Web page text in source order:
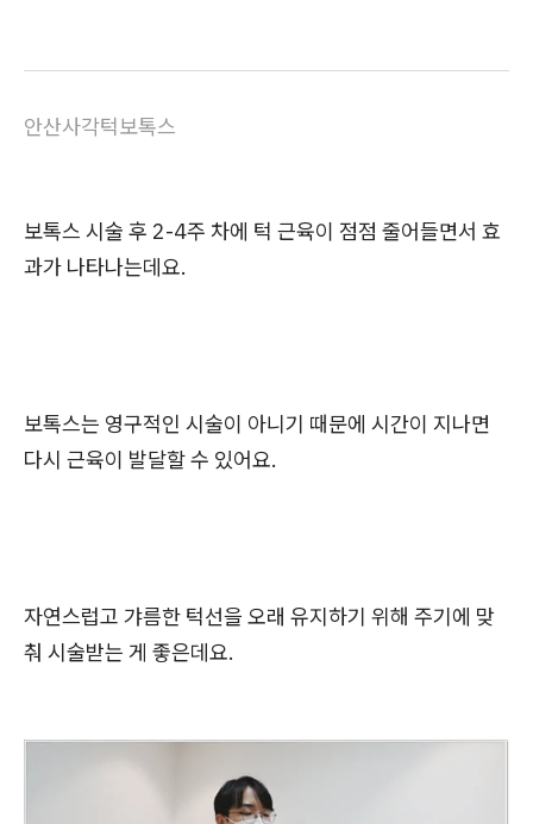
안산사각턱보톡스
보톡스 시술 후 2-4주 차에 턱 근육이 점점 줄어들면서 효
과가 나타나는데요.
보톡스는 영구적인 시술이 아니기 때문에 시간이 지나면
다시 근육이 발달할 수 있어요.
자연스럽고 갸름한 턱선을 오래 유지하기 위해 주기에 맞
춰 시술받는 게 좋은데요.